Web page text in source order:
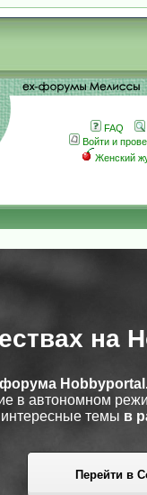
FAQ
Войти и
Женский
на
в автономном
темы в
Перейти в